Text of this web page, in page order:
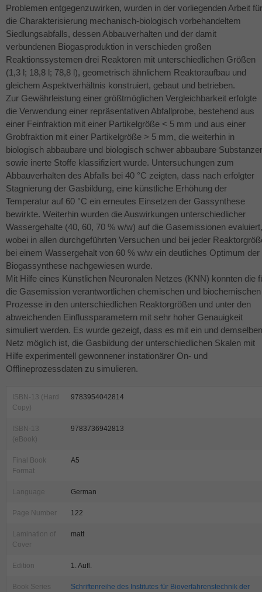
Problemen entgegenzuwirken, wurden in der vorliegenden Arbeit für
die Charakterisierung mechanisch-biologisch vorbehandeltem
Siedlungsabfalls, dessen Abbauverhalten und der damit
verbundenen Biogasproduktion in verschieden großen
Reaktionssystemen drei Reaktoren mit unterschiedlichen Größen
(1,3 l; 18,8 l; 78,8 l), geometrisch ähnlichem Reaktoraufbau und
gleichem Aspektverhältnis konstruiert, gebaut und betrieben.
Zur Gewährleistung einer größtmöglichen Vergleichbarkeit erfolgte
die Verwendung einer repräsentativen Abfallprobe, bestehend aus
einer Feinfraktion mit einer Partikelgröße < 5 mm und aus einer
Grobfraktion mit einer Partikelgröße > 5 mm, die weiterhin in
biologisch abbaubare und biologisch schwer abbaubare
sowie inerte Stoffe klassifiziert wurde. Untersuchungen zum
Abbauverhalten des Abfalls bei 40 °C zeigten, dass nach erfolgter
Stagnierung der Gasbildung, eine künstliche Erhöhung der
Temperatur auf 60 °C ein erneutes Einsetzen der Gassynthese
bewirkte. Weiterhin wurden die Auswirkungen unterschiedlicher
Wassergehalte (40, 60, 70 % w/w) auf die Gasemissionen evaluiert,
wobei in allen durchgeführten Versuchen und bei jeder
bei einem Wassergehalt von 60 % w/w ein deutliches Optimum der
Biogassynthese nachgewiesen wurde.
Mit Hilfe eines Künstlichen Neuronalen Netzes (KNN) konnten die
die Gasemission verantwortlichen chemischen und biochemischen
Prozesse in den unterschiedlichen Reaktorgrößen und unter den
abweichenden Einflussparametern mit sehr hoher Genauigkeit
simuliert werden. Es wurde gezeigt, dass es mit ein und demselben
Netz möglich ist, die Gasbildung der unterschiedlichen Skalen mit
Hilfe experimentell gewonnener instationärer On- und
Offlineprozessdaten zu simulieren.
ISBN-13 (Hard
Copy)
9783954042814
ISBN-13
(eBook)
9783736942813
Final Book
Format
A5
Language German
Page Number 122
Lamination of
Cover
matt
Edition 1. Aufl.
Book Series
Schriftenreihe des Institutes für Bioverfahrenstechnik der